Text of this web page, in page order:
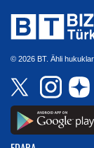
© 2026 BT. Ähli